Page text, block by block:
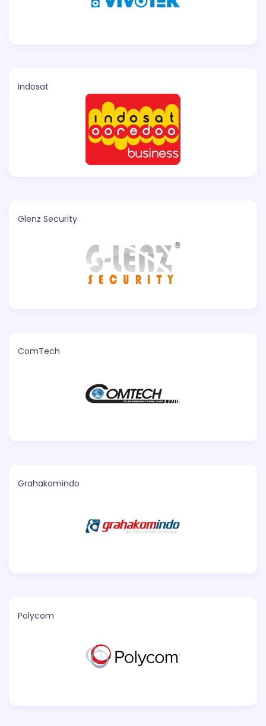
Indosat
Glenz Security
ComTech
Grahakomindo
Polycom